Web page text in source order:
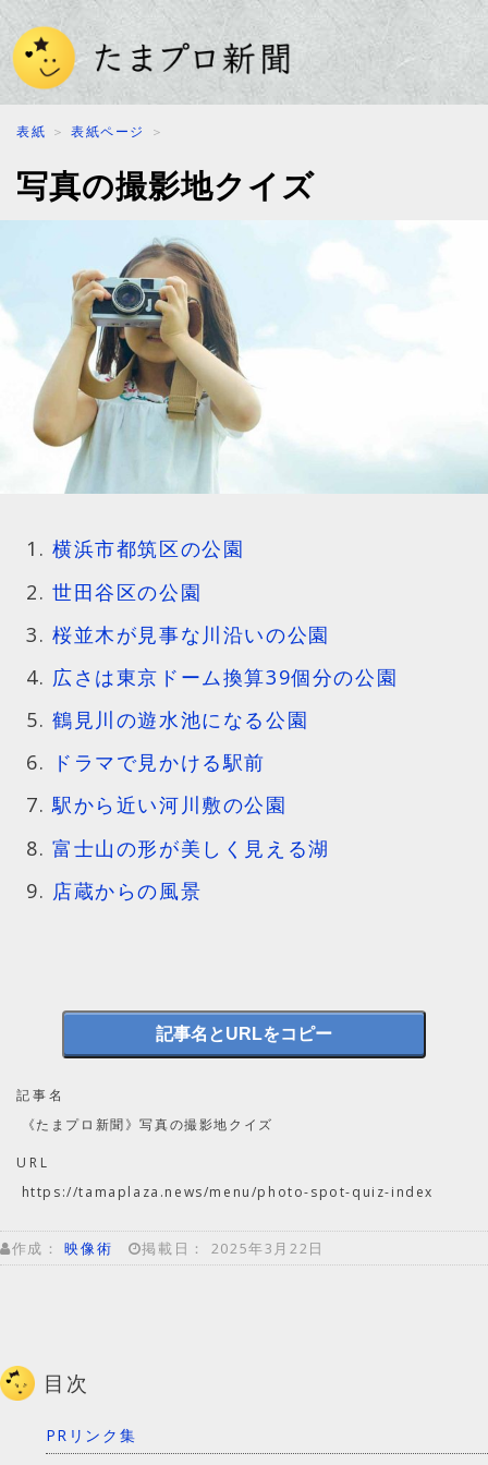
表紙 ＞表紙ページ ＞
写真の撮影地クイズ
横浜市都筑区の公園
世田谷区の公園
桜並木が見事な川沿いの公園
広さは東京ドーム換算39個分の公園
鶴見川の遊水池になる公園
ドラマで見かける駅前
駅から近い河川敷の公園
富士山の形が美しく見える湖
店蔵からの風景
記事名とURLをコピー
記事名
《たまプロ新聞》写真の撮影地クイズ
URL
https://tamaplaza.news/menu/photo-spot-quiz-index
作成： 映像術 掲載日： 2025年3月22日
目次
PRリンク集